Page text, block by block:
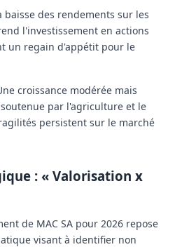
baisse des rendements sur les
l'investissement en actions
un regain d'appétit pour le
croissance modérée mais
par l'agriculture et le
persistent sur le marché
: « Valorisation x
de MAC SA pour 2026 repose
visant à identifier non